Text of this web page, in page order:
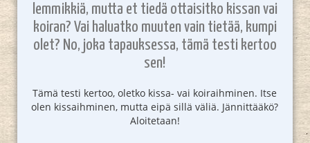
lemmikkiä, mutta et tiedä ottaisitko kissan vai
koiran? Vai haluatko muuten vain tietää, kumpi
olet? No, joka tapauksessa, tämä testi kertoo
sen!
Tämä testi kertoo, oletko kissa- vai koiraihminen. Itse
olen kissaihminen, mutta eipä sillä väliä. Jännittääkö?
Aloitetaan!